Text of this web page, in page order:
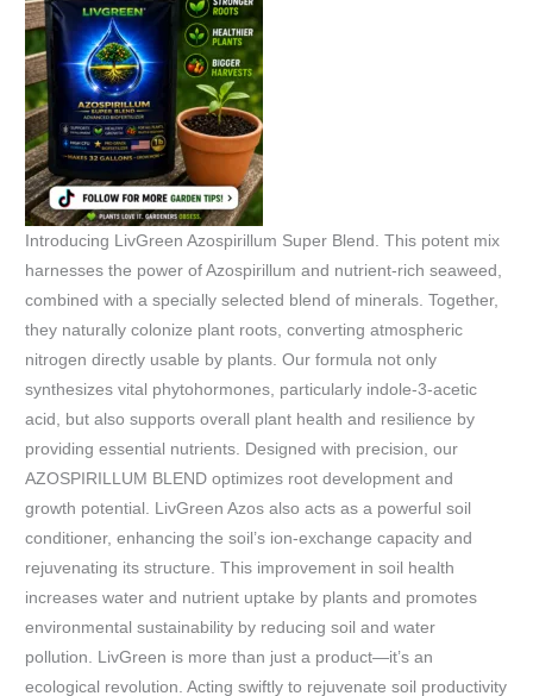
Introducing LivGreen Azospirillum Super Blend. This potent mix
harnesses the power of Azospirillum and nutrient-rich seaweed,
combined with a specially selected blend of minerals. Together,
they naturally colonize plant roots, converting atmospheric
nitrogen directly usable by plants. Our formula not only
synthesizes vital phytohormones, particularly indole-3-acetic
acid, but also supports overall plant health and resilience by
providing essential nutrients. Designed with precision, our
AZOSPIRILLUM BLEND optimizes root development and
growth potential. LivGreen Azos also acts as a powerful soil
conditioner, enhancing the soil’s ion-exchange capacity and
rejuvenating its structure. This improvement in soil health
increases water and nutrient uptake by plants and promotes
environmental sustainability by reducing soil and water
pollution. LivGreen is more than just a product—it’s an
ecological revolution. Acting swiftly to rejuvenate soil productivity